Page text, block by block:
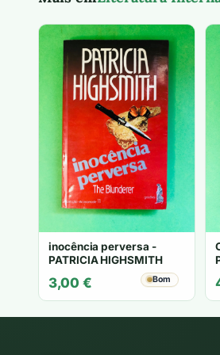
inocência perversa -
PATRICIA HIGHSMITH
3,00 € Bom